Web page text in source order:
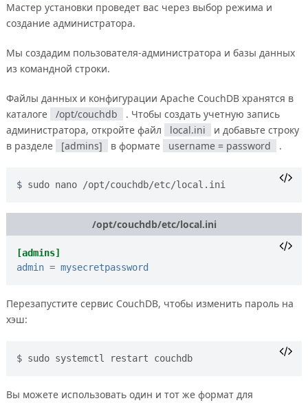
Мастер установки проведет вас через выбор режима и
создание администратора.
Мы создадим пользователя-администратора и базы данных
из командной строки.
Файлы данных и конфигурации Apache CouchDB хранятся в
каталоге
/opt/couchdb
. Чтобы создать учетную запись
администратора, откройте файл
local.ini
и добавьте строку
в разделе
[admins] в формате username = password .
sudo nano /opt/couchdb/etc/local.ini
/opt/couchdb/etc/local.ini
[admins]
admin = mysecretpassword
Перезапустите сервис CouchDB, чтобы изменить пароль на
хэш:
sudo systemctl restart couchdb
Вы можете использовать один и тот же формат для